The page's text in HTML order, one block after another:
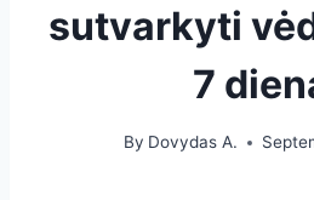
sutvarkyti
7
By Dovydas A.